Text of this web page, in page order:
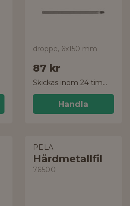
droppe, 6x150 mm
87 kr
Skickas inom 24 timmar!
Handla
PELA
Hårdmetallfil
76500